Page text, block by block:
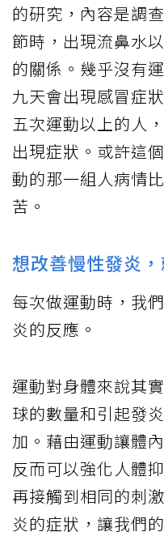
的研究，內容是調
節時，出現流鼻水
的關係。幾乎沒有
九天會出現感冒症
五次運動以上的人
出現症狀。或許這
動的那一組人病情
苦。
想改善慢性發炎
每次做運動時，我
炎的反應。
運動對身體來說其
球的數量和引起發
加。藉由運動讓體
反而可以強化人體
再接觸到相同的刺
炎的症狀，讓我們